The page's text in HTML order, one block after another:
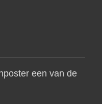
een van de